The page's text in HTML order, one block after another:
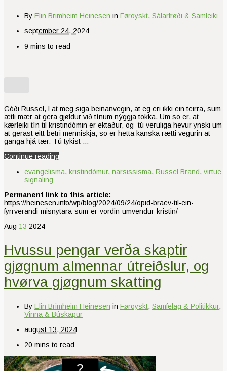
By Elin Brimheim Heinesen in Føroyskt, Sálarfrøði & Samleiki
september 24, 2024
9 mins to read
Góði Russel, Lat meg siga beinanvegin, at eg eri ikki ein teirra, sum
ætli mær at gera gjøldur við tínum nýggja tokka. Um so er, at
kærleiki tín til kristindómin er ektaður, og tú veruliga hevur ynski um
at gerast eitt betri menniskja, so er hetta kanska rætti vegurin at
ganga hjá tær. Tú tykist …
Continue reading
evangelisma, kristindómur, narsissisma, Russel Brand, virtue
signaling
Permanent link to this article:
https://heinesen.info/wp/blog/2024/09/24/opid-braev-til-ein-
fyrrverandi-misnytara-sum-er-vordin-umvendur-kristin/
Aug 13 2024
Hvussu pengar verða skaptir
gjøgnum almennar útreiðslur, og
hvørva gjøgnum skatting
By Elin Brimheim Heinesen in Føroyskt, Samfelag & Politikkur,
Vinna & Búskapur
august 13, 2024
20 mins to read